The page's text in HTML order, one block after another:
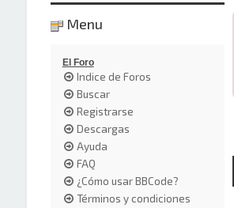
Menu
El Foro
Indice de Foros
Buscar
Registrarse
Descargas
Ayuda
FAQ
¿Cómo usar BBCode?
Términos y condiciones